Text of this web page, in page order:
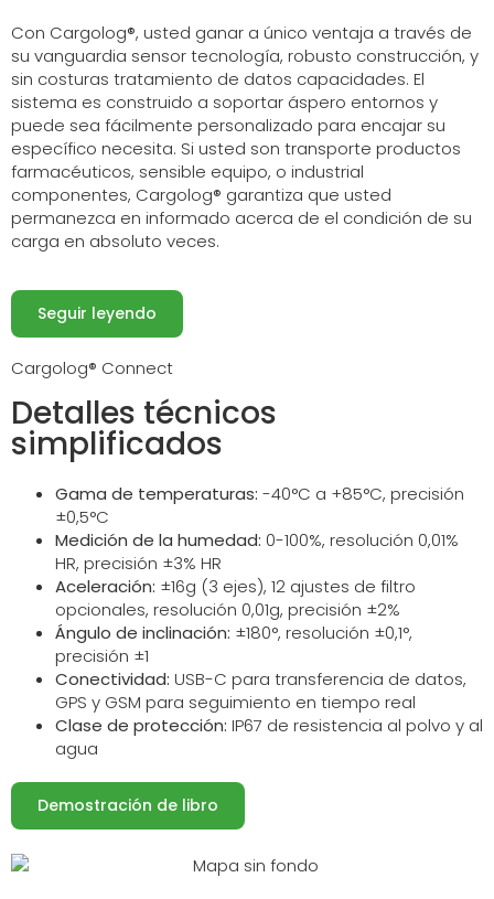
Con Cargolog®, usted ganar a único ventaja a través de
su vanguardia sensortecnología, robusto construcción, y
sin costuras tratamiento de datos capacidades. El
sistema es construido a soportar áspero entornos y
puede sea fácilmente personalizado para encajar su
específico necesita. Si usted son transporte productos
farmacéuticos, sensible equipo, o industrial
componentes, Cargolog® garantiza que usted
permanezca en informado acerca de el condición de su
carga en absoluto veces.
Seguir leyendo
Cargolog® Connect
Detalles técnicos
simplificados
Gama de temperaturas: -40°C a +85°C, precisión
±0,5°C
Medición de la humedad: 0-100%, resolución 0,01%
HR, precisión ±3% HR
Aceleración: ±16g (3 ejes), 12 ajustes de filtro
opcionales, resolución 0,01g, precisión ±2%
Ángulo de inclinación: ±180°, resolución ±0,1°,
precisión ±1
Conectividad: USB-C para transferencia de datos,
GPS y GSM para seguimiento en tiempo real
Clase de protección: IP67 de resistencia al polvo y al
agua
Demostración de libro